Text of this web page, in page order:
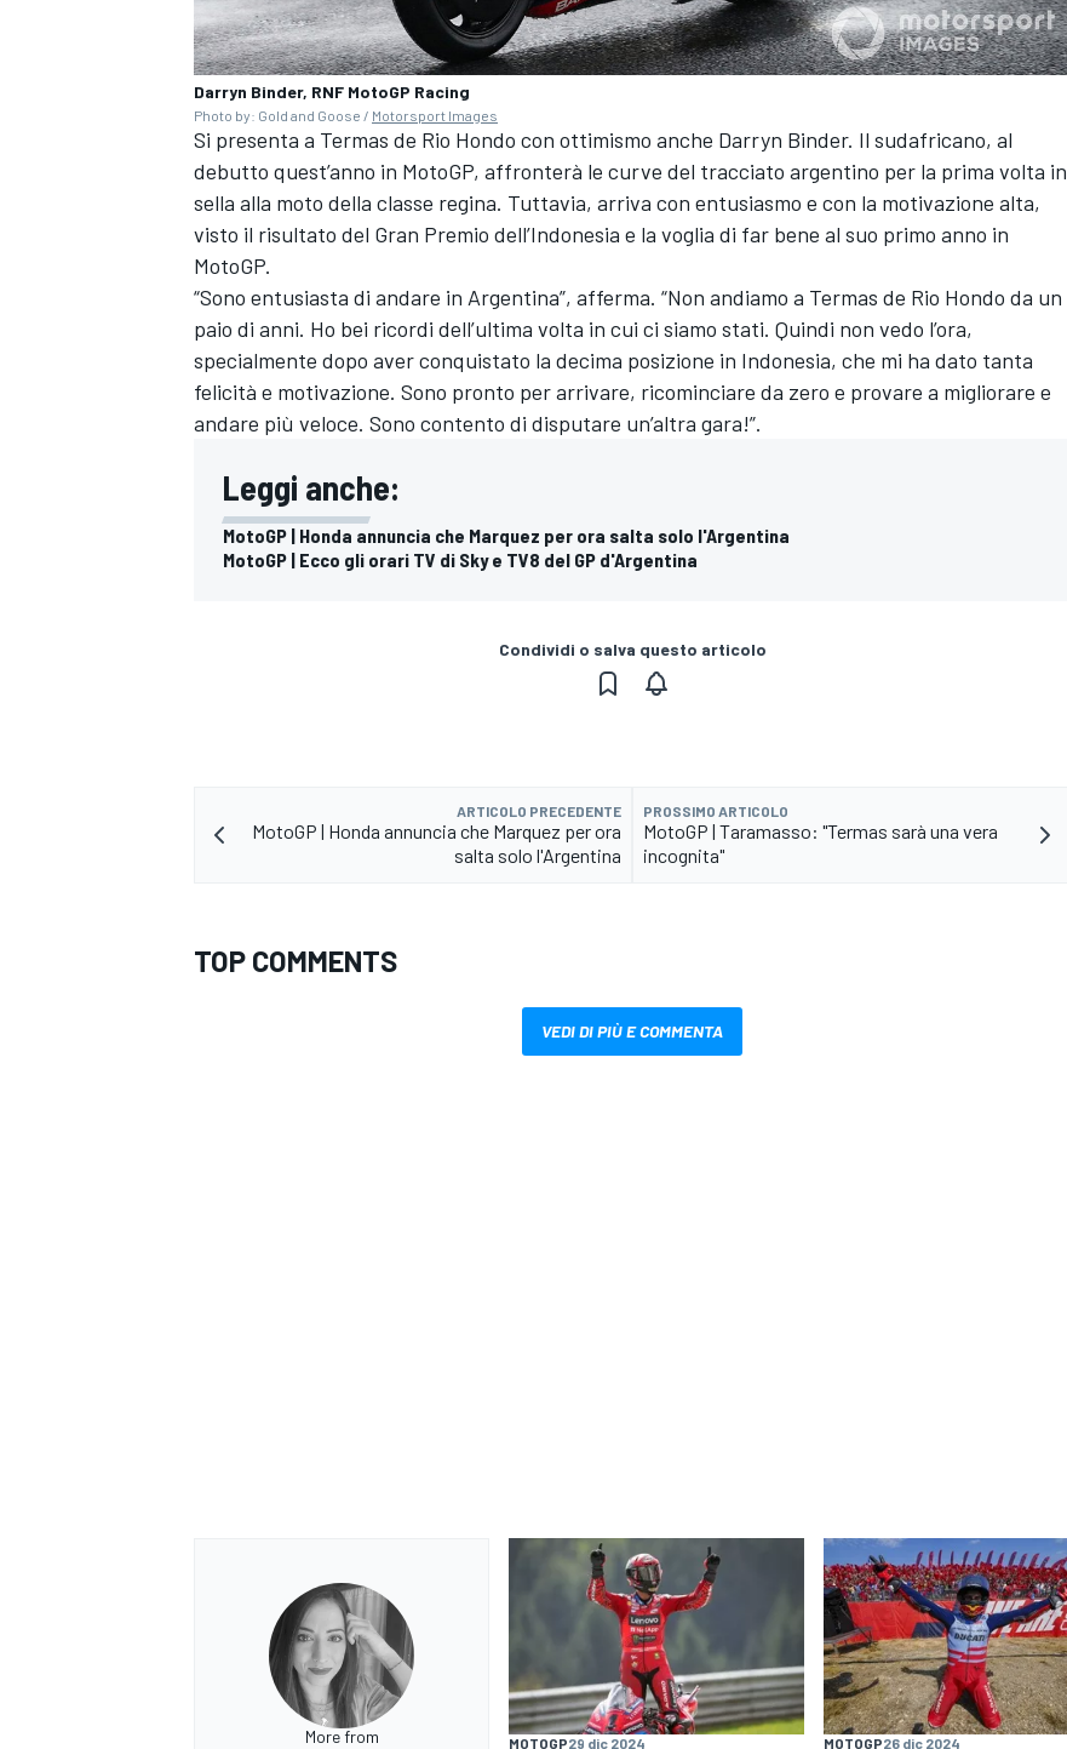
ENDURANCE/GT
Darryn Binder, RNF MotoGP Racing
Photo by: Gold and Goose / Motorsport Images
Si presenta a Termas de Rio Hondo con ottimismo anche Darryn Binder. Il sudafricano, al
debutto quest’anno in MotoGP, affronterà le curve del tracciato argentino per la prima volta in
sella alla moto della classe regina. Tuttavia, arriva con entusiasmo e con la motivazione alta,
visto il risultato del Gran Premio dell’Indonesia e la voglia di far bene al suo primo anno in
MotoGP.
“Sono entusiasta di andare in Argentina”, afferma. “Non andiamo a Termas de Rio Hondo da un
paio di anni. Ho bei ricordi dell’ultima volta in cui ci siamo stati. Quindi non vedo l’ora,
specialmente dopo aver conquistato la decima posizione in Indonesia, che mi ha dato tanta
felicità e motivazione. Sono pronto per arrivare, ricominciare da zero e provare a migliorare e
andare più veloce. Sono contento di disputare un’altra gara!”.
Leggi anche:
MotoGP | Honda annuncia che Marquez per ora salta solo l'Argentina
MotoGP | Ecco gli orari TV di Sky e TV8 del GP d'Argentina
Condividi o salva questo articolo
ARTICOLO PRECEDENTE
MotoGP | Honda annuncia che Marquez per ora
salta solo l'Argentina
PROSSIMO ARTICOLO
MotoGP | Taramasso: "Termas sarà una vera
incognita"
TOP COMMENTS
VEDI DI PIÙ E COMMENTA
More from MOTOGP29 dic 2024 MOTOGP26 dic 2024